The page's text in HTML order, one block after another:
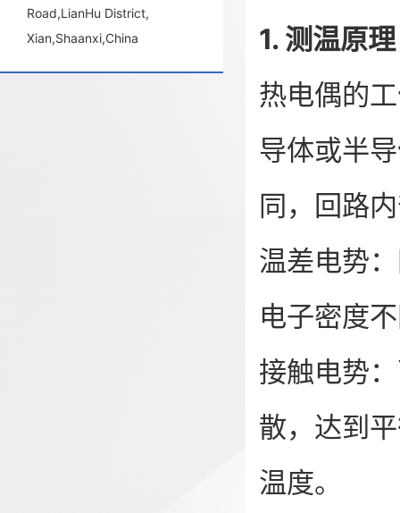
Road,LianHu District,
Xian,Shaanxi,China
1. 测温原
热电偶的
导体或半
同，回路
温差电势
电子密度
接触电势
散，达到
温度。